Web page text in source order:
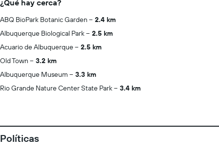
¿Qué hay cerca?
ABQ BioPark Botanic Garden
2.4 km
Albuquerque Biological Park
2.5 km
Acuario de Albuquerque
2.5 km
Old Town
3.2 km
Albuquerque Museum
3.3 km
Rio Grande Nature Center State Park
3.4 km
Políticas